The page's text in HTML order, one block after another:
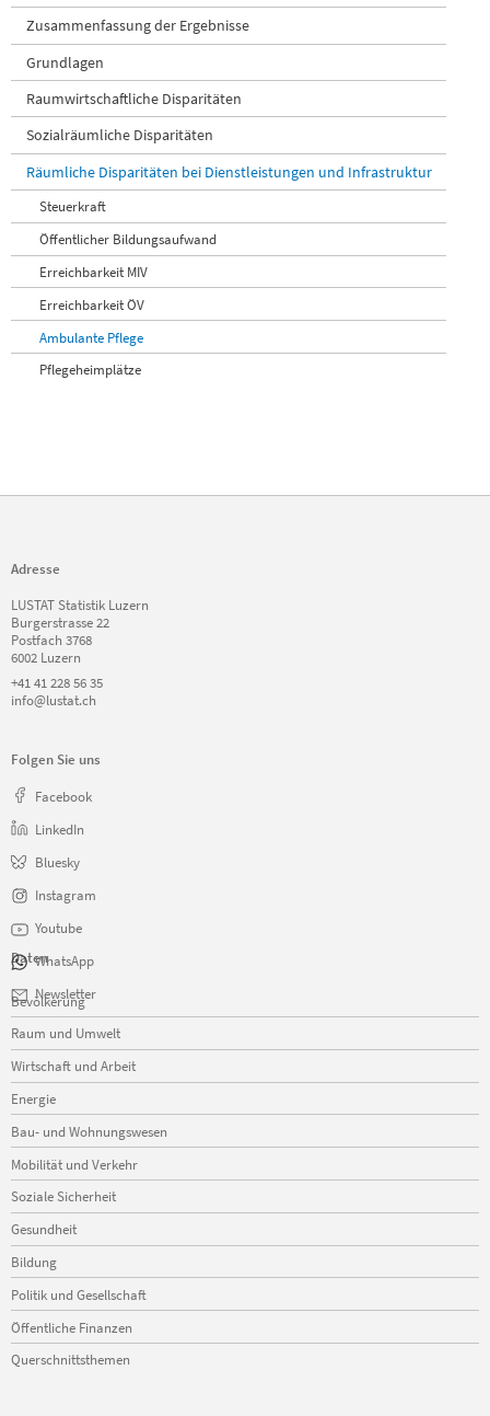
Zusammenfassung der Ergebnisse
Grundlagen
Raumwirtschaftliche Disparitäten
Sozialräumliche Disparitäten
Räumliche Disparitäten bei Dienstleistungen und Infrastruktur
Steuerkraft
Öffentlicher Bildungsaufwand
Erreichbarkeit MIV
Erreichbarkeit ÖV
Ambulante Pflege
Pflegeheimplätze
Adresse
LUSTAT Statistik Luzern
Burgerstrasse 22
Postfach 3768
6002 Luzern
+41 41 228 56 35
info@lustat.ch
Folgen Sie uns
Facebook
LinkedIn
Bluesky
Instagram
Youtube
WhatsApp
Newsletter
Daten
Navigation
überspringen
Bevölkerung
Raum und Umwelt
Wirtschaft und Arbeit
Energie
Bau- und Wohnungswesen
Mobilität und Verkehr
Soziale Sicherheit
Gesundheit
Bildung
Politik und Gesellschaft
Öffentliche Finanzen
Querschnittsthemen